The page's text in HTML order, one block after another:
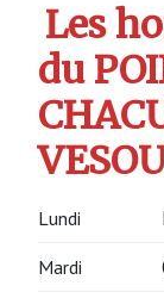
Les
du
Lundi
Mardi